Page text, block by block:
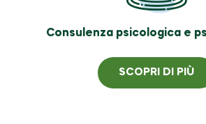
Consulenza psicologica e
SCOPRI DI PIÙ